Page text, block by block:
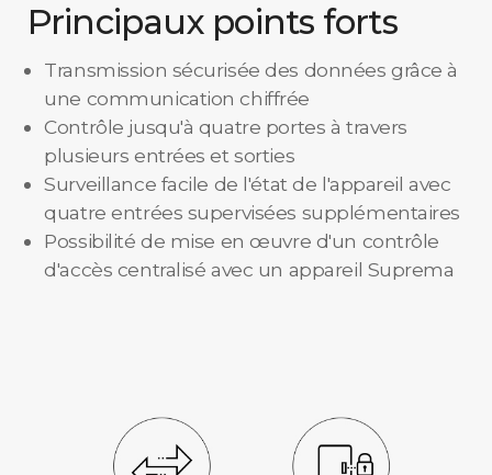
Principaux points forts
Transmission sécurisée des données grâce à
une communication chiffrée
Contrôle jusqu'à quatre portes à travers
plusieurs entrées et sorties
Surveillance facile de l'état de l'appareil avec
quatre entrées supervisées supplémentaires
Possibilité de mise en œuvre d'un contrôle
d'accès centralisé avec un appareil Suprema